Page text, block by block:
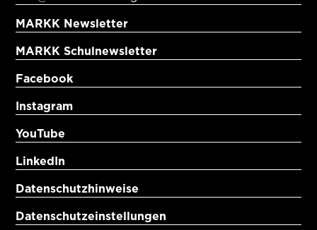
MARKK Newsletter
MARKK Schulnewsletter
Facebook
Instagram
YouTube
LinkedIn
Datenschutzhinweise
Datenschutzeinstellungen